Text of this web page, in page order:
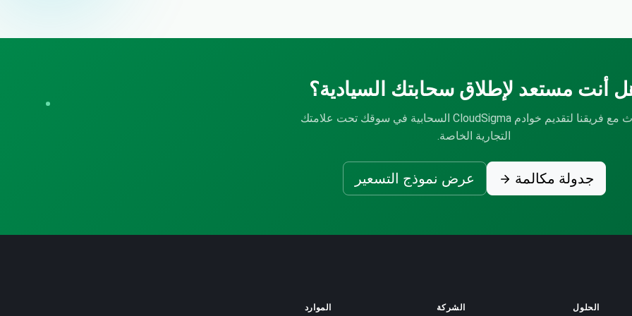
أنت مستعد لإطلاق سحابتك السيادية؟
تحدث مع فريقنا لتقديم خوادم CloudSigma السحابية في سوقك تحت علامتك
التجارية الخاصة.
جدولة مكالمة عرض نموذج التسعير
الحلول الشركة الموارد